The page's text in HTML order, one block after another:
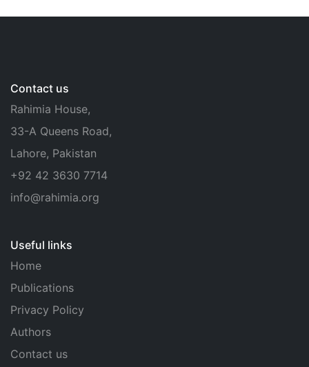
Contact us
Rahimia House,
33-A Queens Road,
Lahore, Pakistan
+92 42 3630 7714
info@rahimia.org
Useful links
Home
Publications
Privacy Policy
Authors
Contact us